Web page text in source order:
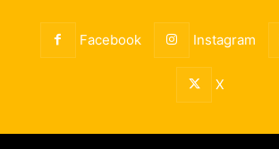
Facebook Instagram
X